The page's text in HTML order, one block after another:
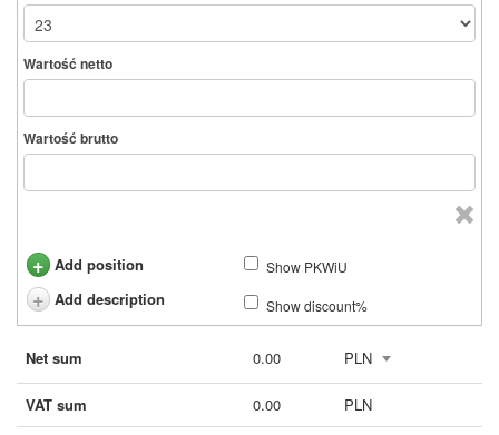
Wartość netto
Wartość brutto
+ Add position
+ Add description
Show PKWiU
Show discount%
Net sum 0.00 PLN
VAT sum 0.00 PLN